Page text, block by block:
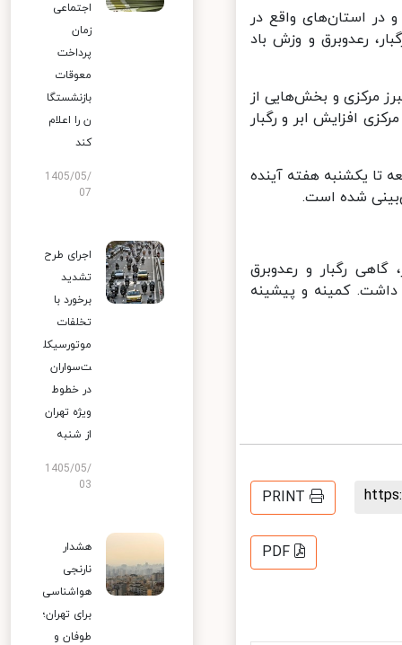
و در استان‌های واقع در
رعدوبرق و وزش باد
مرکزی و بخش‌هایی از
مرکزی افزایش ابر و رگبار
یکشنبه هفته آینده
شده است.
رگبار و رعدوبرق
کمینه و پیشینه
PRINT
PDF
اجتماعی
زمان
پرداخت
معوقات
بازنشستگا
ن را اعلام
کند
1405/05/
07
اجرای طرح
تشدید
برخورد با
تخلفات
موتورسیکل
ت‌سواران
در خطوط
ویژه تهران
از شنبه
1405/05/
03
هشدار
نارنجی
هواشناسی
برای تهران؛
طوفان و